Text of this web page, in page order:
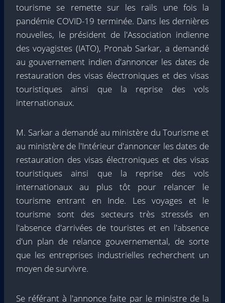
tourisme se remette sur les rails une fois la
pandémie COVID-19 terminée. Dans les dernières
nouvelles, le président de l'Association indienne
des voyagistes (IATO), Pronab Sarkar, a demandé
au gouvernement indien d'annoncer les dates de
restauration des visas électroniques et des visas
touristiques ainsi que la reprise des vols
internationaux.
M. Sarkar a demandé au ministère du Tourisme et
au ministère de l'Intérieur d'annoncer les dates de
restauration des visas électroniques et des visas
touristiques ainsi que la reprise des vols
internationaux au plus tôt pour relancer le
tourisme entrant en Inde. Les voyages et le
tourisme sont des secteurs très stressés en
l'absence d'arrivées de touristes et en l'absence
d'un plan de relance gouvernemental, de sorte
que les entreprises industrielles recherchent un
moyen de survivre.
Se référant à l'annonce faite par le ministre de la